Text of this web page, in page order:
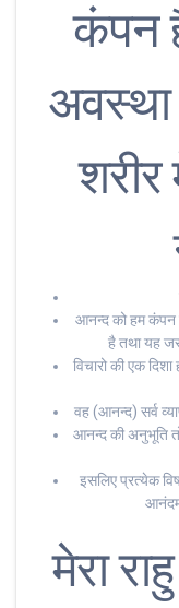
कंपन
आनन्द को हम कंपन
है तथा यह
विचारो की एक
वह (आनन्द) सर्व
आनन्द की अनुभूति
इसलिए प्रत्येक
मेरा